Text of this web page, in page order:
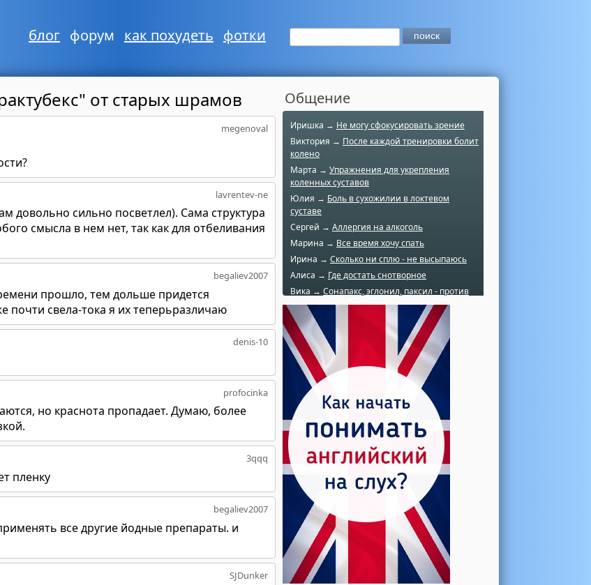
блог форум как похудеть фотки
от старых шрамов
megenoval
lavrentev-ne
довольно сильно посветлел). Сама структура
смысла в нем нет, так как для отбеливания
begaliev2007
прошло, тем дольше придется
свела-тока я их теперьразличаю
denis-10
profocinka
но краснота пропадает. Думаю, более
3qqq
пленку
begaliev2007
все другие йодные препараты. и
SJDunker
Общение
Иришка → Не могу сфокусировать зрение
Виктория → После каждой тренировки болит
колено
Марта → Упражнения для укрепления
коленных суставов
Юлия → Боль в сухожилии в локтевом
суставе
Сергей → Аллергия на алкоголь
Марина → Все время хочу спать
Ирина → Сколько ни сплю - не высыпаюсь
Алиса → Где достать снотворное
Вика → Сонапакс, эглонил, паксил - против
чего?
Катерина →
Боль в колене при нагрузке
Алла →Болят коленные суставы
Паша Щ. →
Боль в коленной чашечке
Ульяна Ф. →Болят и хрустят колени
Артемов Иван →
Болит и опухло колено
Чернов Игорь →Болят суставы при занятиях
спортом